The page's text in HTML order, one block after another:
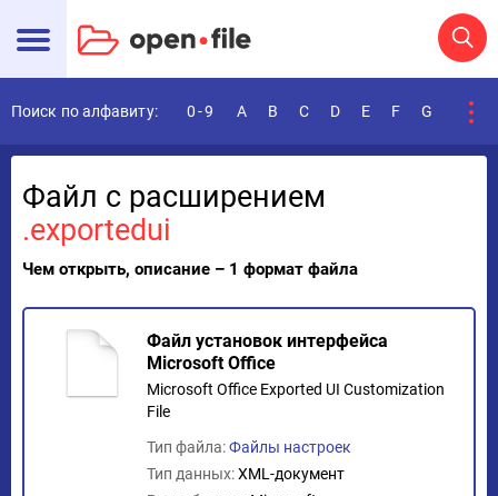
Поиск по алфавиту: 0-9 A B C D E F G
Файл с расширением
.exportedui
Чем открыть, описание – 1 формат файла
Файл установок интерфейса
Microsoft Office
Microsoft Office Exported UI Customization
File
Тип файла:Файлы настроек
Тип данных:XML-документ